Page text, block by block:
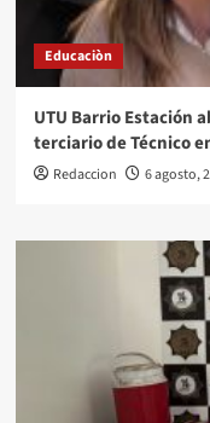
Educaciòn
UTU Barrio Estación
terciario de Técnico
Redaccion 6 agosto,